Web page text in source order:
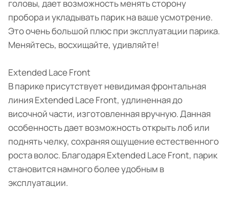
головы, дает возможность менять сторону
пробора и укладывать парик на ваше усмотрение.
Это очень большой плюс при эксплуатации парика.
Меняйтесь, восхищайте, удивляйте!
Extended Lace Front
В парике присутствует невидимая фронтальная
линия Extended Lace Front, удлиненная до
височной части, изготовленная вручную. Данная
особенность дает возможность открыть лоб или
поднять челку, сохраняя ощущение естественного
роста волос. Благодаря Extended Lace Front, парик
становится намного более удобным в
эксплуатации.